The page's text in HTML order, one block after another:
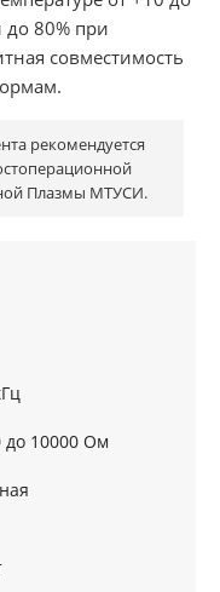
до 80% при
совместимость
рекомендуется
Плазмы МТУСИ.
до 10000 Ом